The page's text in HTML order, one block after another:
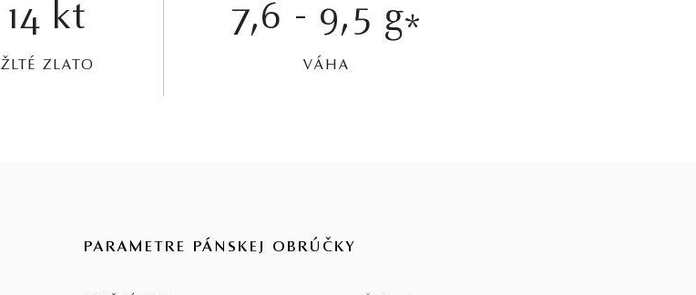
14 kt
ŽLTÉ ZLATO
7,6 - 9,5 g*
VÁHA
PARAMETRE PÁNSKEJ OBRÚČKY